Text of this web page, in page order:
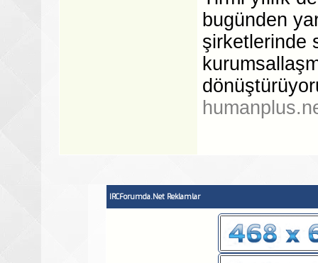
bugünden
şirketlerinde
IRCForumda.Net Reklamlar